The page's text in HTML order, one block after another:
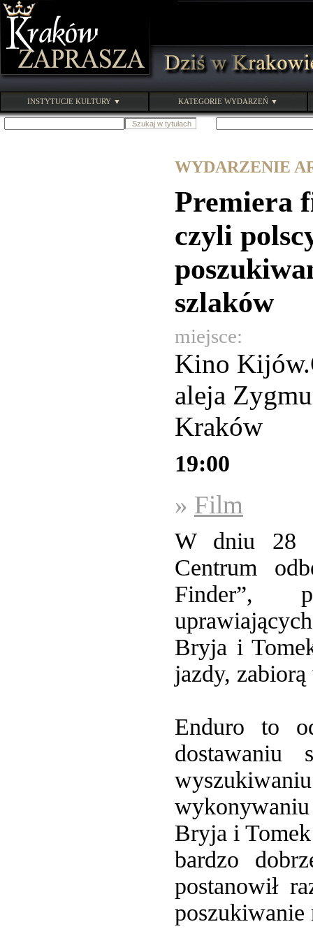
INSTYTUCJE KULTURY ▼ KATEGORIE WYDARZEŃ ▼
WYDARZENIE
Premiera
czyli
szlaków
miejsce:
Kino
aleja
Kraków
19:00
» Film
W dniu 28
Centrum
Finder”,
Bryja i
jazdy,
Enduro to
Bryja i
bardzo
postanowił
poszukiwanie